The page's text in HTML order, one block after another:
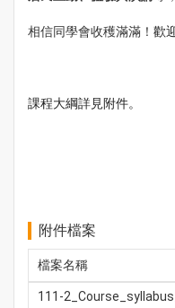
相信同學會收穫滿滿！ 歡
課程大綱詳見附件。
附件檔案
檔案名稱
111-